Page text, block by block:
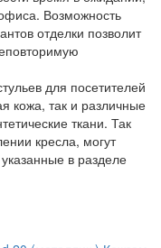
Возможность
отделки позволит
для посетителей
кожа, так и различные
ткани. Так
кресла, могут
в разделе